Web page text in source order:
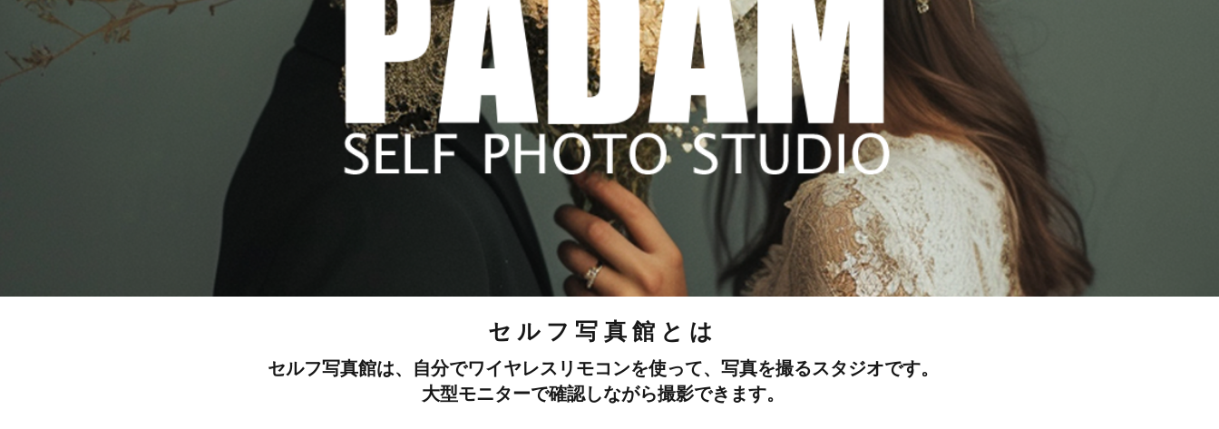
セルフ写真館とは
セルフ写真館は、自分でワイヤレスリモコンを使って、写真を撮るスタジオです。
​大型モニターで確認しながら撮影できます。